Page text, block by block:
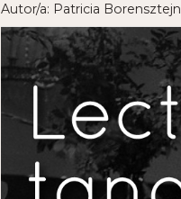
Autor/a: Patricia Borensztejn